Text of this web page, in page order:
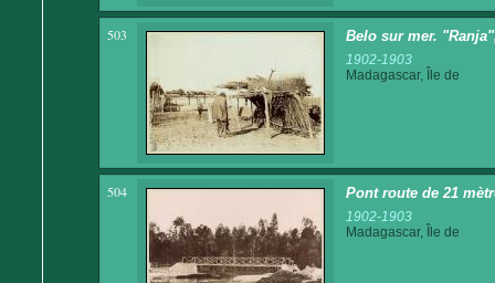
503 Belo sur mer.
1902-1903
Madagascar, Île de
504 Pont route de 21
1902-1903
Madagascar, Île de